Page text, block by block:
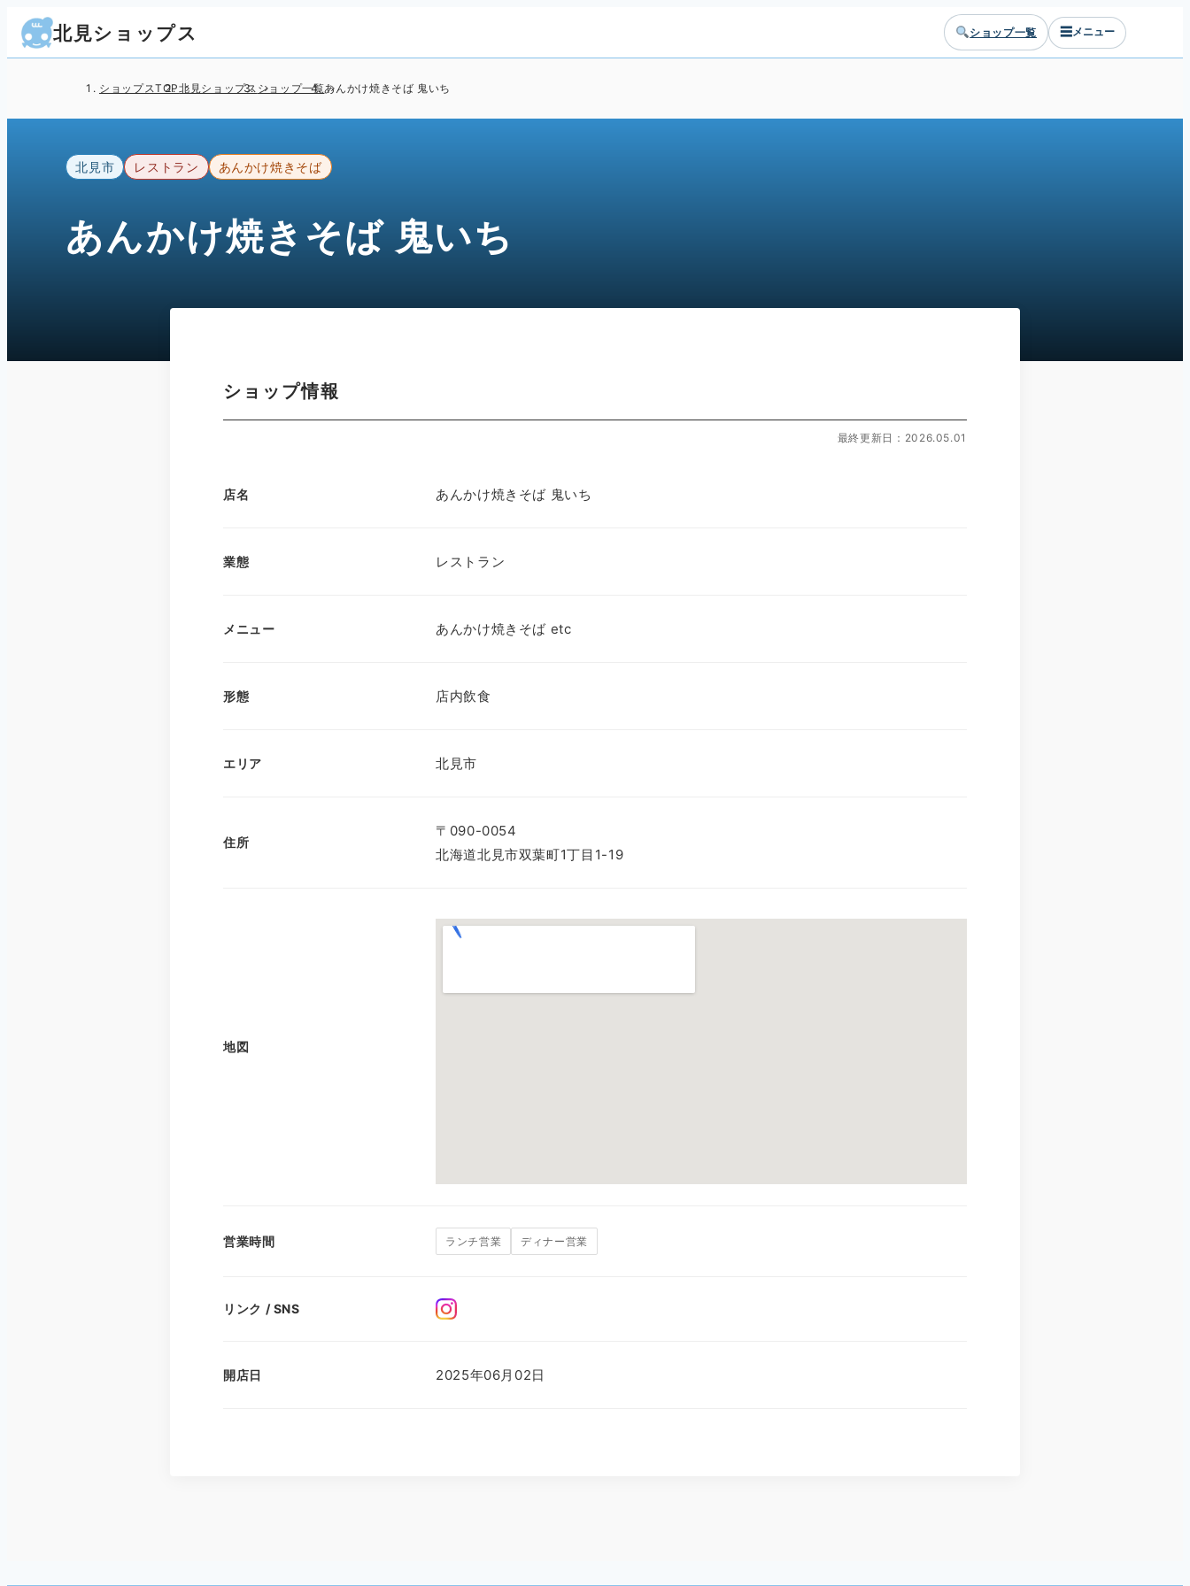
北見ショップス ショップ一覧 ☰メニュー
ショップスTOP北見ショップス ショップ一覧あんかけ焼きそば 鬼いち
北見市 レストラン あんかけ焼きそば
あんかけ焼きそば 鬼いち
ショップ情報
最終更新日：2026.05.01
店名 あんかけ焼きそば 鬼いち
業態 レストラン
メニュー あんかけ焼きそば etc
形態 店内飲食
エリア 北見市
住所
〒090-0054
北海道北見市双葉町1丁目1-19
地図
営業時間 ランチ営業 ディナー営業
リンク / SNS
開店日 2025年06月02日